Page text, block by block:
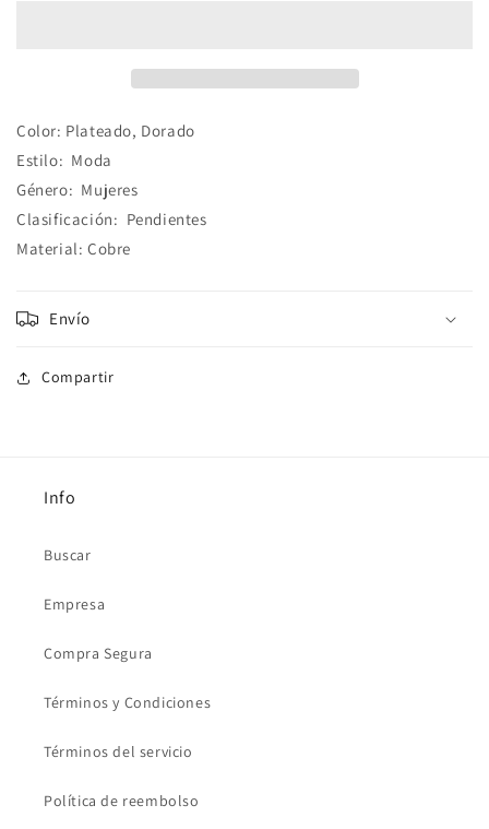
Color: Plateado, Dorado
Estilo: Moda
Género: Mujeres
Clasificación: Pendientes
Material: Cobre
Envío
Compartir
Info
Buscar
Empresa
Compra Segura
Términos y Condiciones
Términos del servicio
Política de reembolso